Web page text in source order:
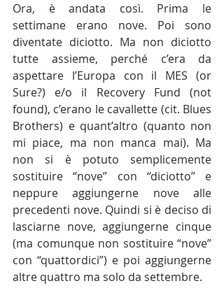
Ora, è andata così. Prima le
settimane erano nove. Poi sono
diventate diciotto. Ma non diciotto
tutte assieme, perché c’era da
aspettare l’Europa con il MES (or
Sure?) e/o il Recovery Fund (not
found), c’erano le cavallette (cit. Blues
Brothers) e quant’altro (quanto non
mi piace, ma non manca mai). Ma
non si è potuto semplicemente
sostituire “nove” con “diciotto” e
neppure aggiungerne nove alle
precedenti nove. Quindi si è deciso di
lasciarne nove, aggiungerne cinque
(ma comunque non sostituire “nove”
con “quattordici”) e poi aggiungerne
altre quattro ma solo da settembre.